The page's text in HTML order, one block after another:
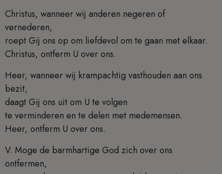
Christus, wanneer wij anderen negeren of
vernederen,
roept Gij ons op om liefdevol om te gaan met elkaar.
Christus, ontferm U over ons.
Heer, wanneer wij krampachtig vasthouden aan ons
bezit,
daagt Gij ons uit om U te volgen
te verminderen en te delen met medemensen.
Heer, ontferm U over ons.
V. Moge de barmhartige God zich over ons
ontfermen,